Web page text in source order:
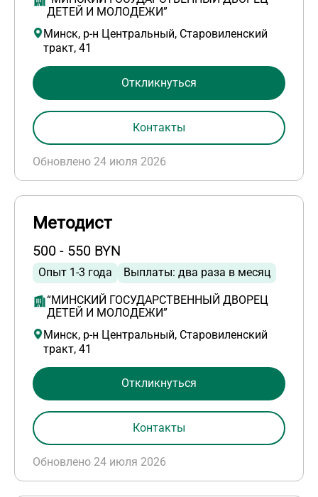
ДЕТЕЙ И МОЛОДЕЖИ”
Минск, р-н Центральный, Старовиленский
тракт, 41
Обновлено 24 июля 2026
Откликнуться
Контакты
Методист
500 - 550 BYN
Опыт 1-3 года Выплаты: два раза в месяц
“МИНСКИЙ ГОСУДАРСТВЕННЫЙ ДВОРЕЦ
ДЕТЕЙ И МОЛОДЕЖИ”
Минск, р-н Центральный, Старовиленский
тракт, 41
Обновлено 24 июля 2026
Откликнуться
Контакты